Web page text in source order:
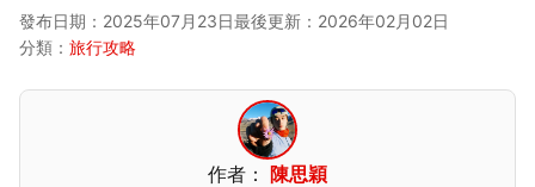
發布日期：2025年07月23日最後更新：2026年02月02日
分類： 旅行攻略
作者： 陳思穎